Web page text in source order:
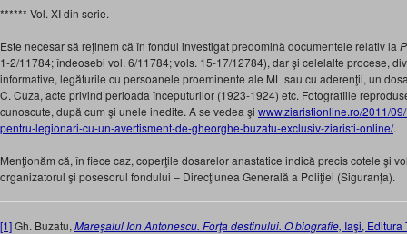
****** Vol. XI din serie.
Este necesar să reţinem că în fondul investigat predomină documentele relativ la
1-2/11784; îndeosebi vol. 6/11784; vols. 15-17/12784), dar şi celelalte procese,
informative, legăturile cu persoanele proeminente ale ML sau cu aderenţii, un
C. Cuza, acte privind perioada începuturilor (1923-1924) etc. Fotografiile
cunoscute, după cum şi unele inedite. A se vedea şi www.ziaristionline.ro/2011/
pentru-legionari-cu-un-avertisment-de-gheorghe-buzatu-exclusiv-ziaristi-online/.
Menţionăm că, în fiece caz, coperţile dosarelor anastatice indică precis cotele şi
organizatorul şi posesorul fondului – Direcţiunea Generală a Poliţiei (Siguranţa).
[1]Gh. Buzatu, Mareşalul Ion Antonescu. Forţa destinului. O biografie, Iaşi, Editura